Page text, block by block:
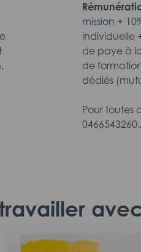
mission +
individuelle
de paye à
de
dédiés
Pour toutes